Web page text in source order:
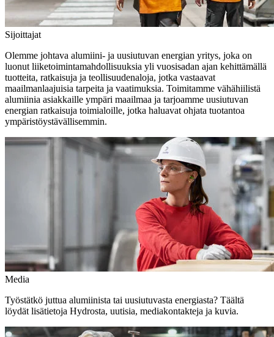
Sijoittajat
Olemme johtava alumiini- ja uusiutuvan energian yritys, joka on
luonut liiketoimintamahdollisuuksia yli vuosisadan ajan kehittämällä
tuotteita, ratkaisuja ja teollisuudenaloja, jotka vastaavat
maailmanlaajuisia tarpeita ja vaatimuksia. Toimitamme vähähiilistä
alumiinia asiakkaille ympäri maailmaa ja tarjoamme uusiutuvan
energian ratkaisuja toimialoille, jotka haluavat ohjata tuotantoa
ympäristöystävällisemmin.
Media
Työstätkö juttua alumiinista tai uusiutuvasta energiasta? Täältä
löydät lisätietoja Hydrosta, uutisia, mediakontakteja ja kuvia.